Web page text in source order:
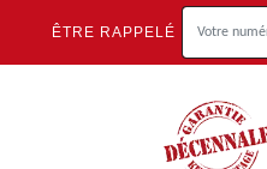
ÊTRE RAPPELÉ